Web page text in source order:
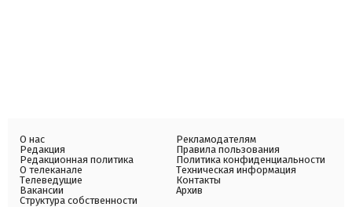
О нас
Редакция
Редакционная политика
О телеканале
Телеведущие
Вакансии
Структура собственности
Рекламодателям
Правила пользования
Политика конфиденциальности
Техническая информация
Контакты
Архив